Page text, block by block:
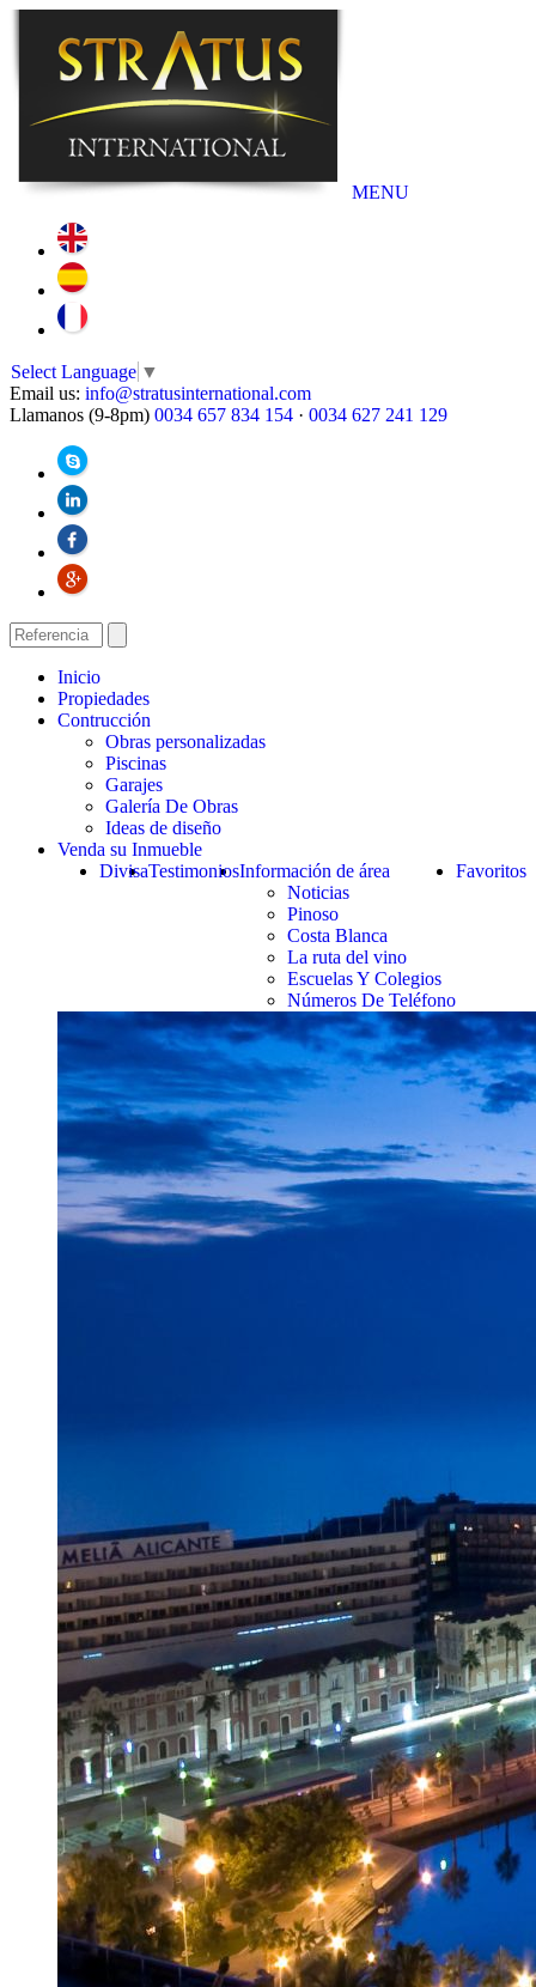
MENU
Select Language ▼
Email us: info@stratusinternational.com
Llamanos (9-8pm) 0034 657 834 154 · 0034 627 241 129
Inicio
Propiedades
Contrucción
Obras personalizadas
Piscinas
Garajes
Galería De Obras
Ideas de diseño
Venda su Inmueble
Favoritos
Información de área
Noticias
Pinoso
Costa Blanca
La ruta del vino
Escuelas Y Colegios
Números De Teléfono
Testimonios
Divisa